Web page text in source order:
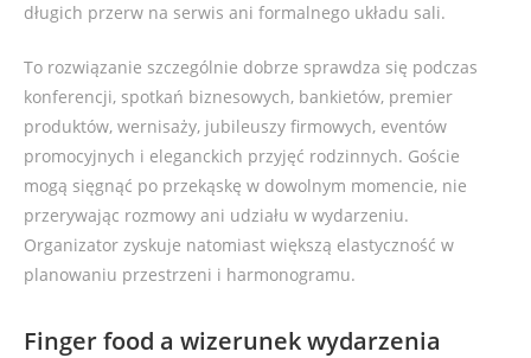
długich przerw na serwis ani formalnego układu sali.
To rozwiązanie szczególnie dobrze sprawdza się podczas
konferencji, spotkań biznesowych, bankietów, premier
produktów, wernisaży, jubileuszy firmowych, eventów
promocyjnych i eleganckich przyjęć rodzinnych. Goście
mogą sięgnąć po przekąskę w dowolnym momencie, nie
przerywając rozmowy ani udziału w wydarzeniu.
Organizator zyskuje natomiast większą elastyczność w
planowaniu przestrzeni i harmonogramu.
Finger food a wizerunek wydarzenia